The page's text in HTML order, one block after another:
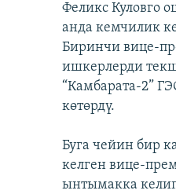
Феликс Куловго
анда кемчилик
Биринчи вице-
ишкерлерди
“Камбарата-2”
көтөрдү.
Буга чейин бир
келген вице-
ынтымакка